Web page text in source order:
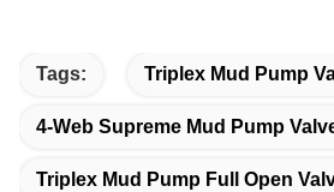
Tags: Triplex Mud Pump
4-Web Supreme Mud Pump
Triplex Mud Pump Full Open